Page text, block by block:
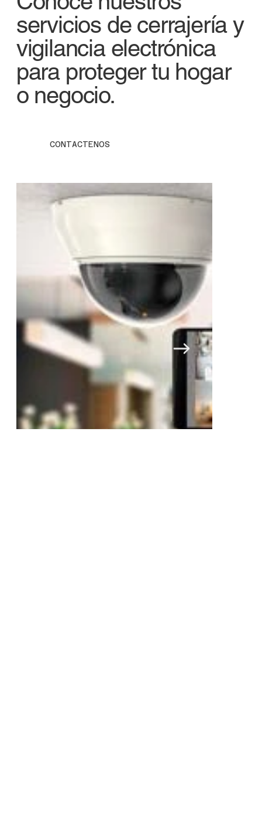
servicios de cerrajería y
vigilancia electrónica
para proteger tu hogar
o negocio.
CONTACTENOS